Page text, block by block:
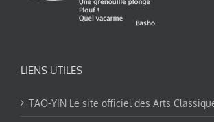
LIENS UTILES
TAO-YIN Le site officiel des Arts